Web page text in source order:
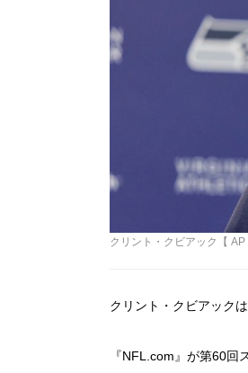
クリント・クビアック【
クリント・クビアック
『NFL.com』が第60